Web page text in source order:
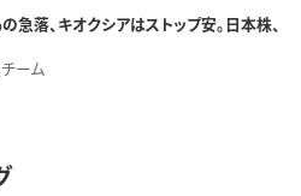
急落、キオクシアはストップ安。日本株、
ーム